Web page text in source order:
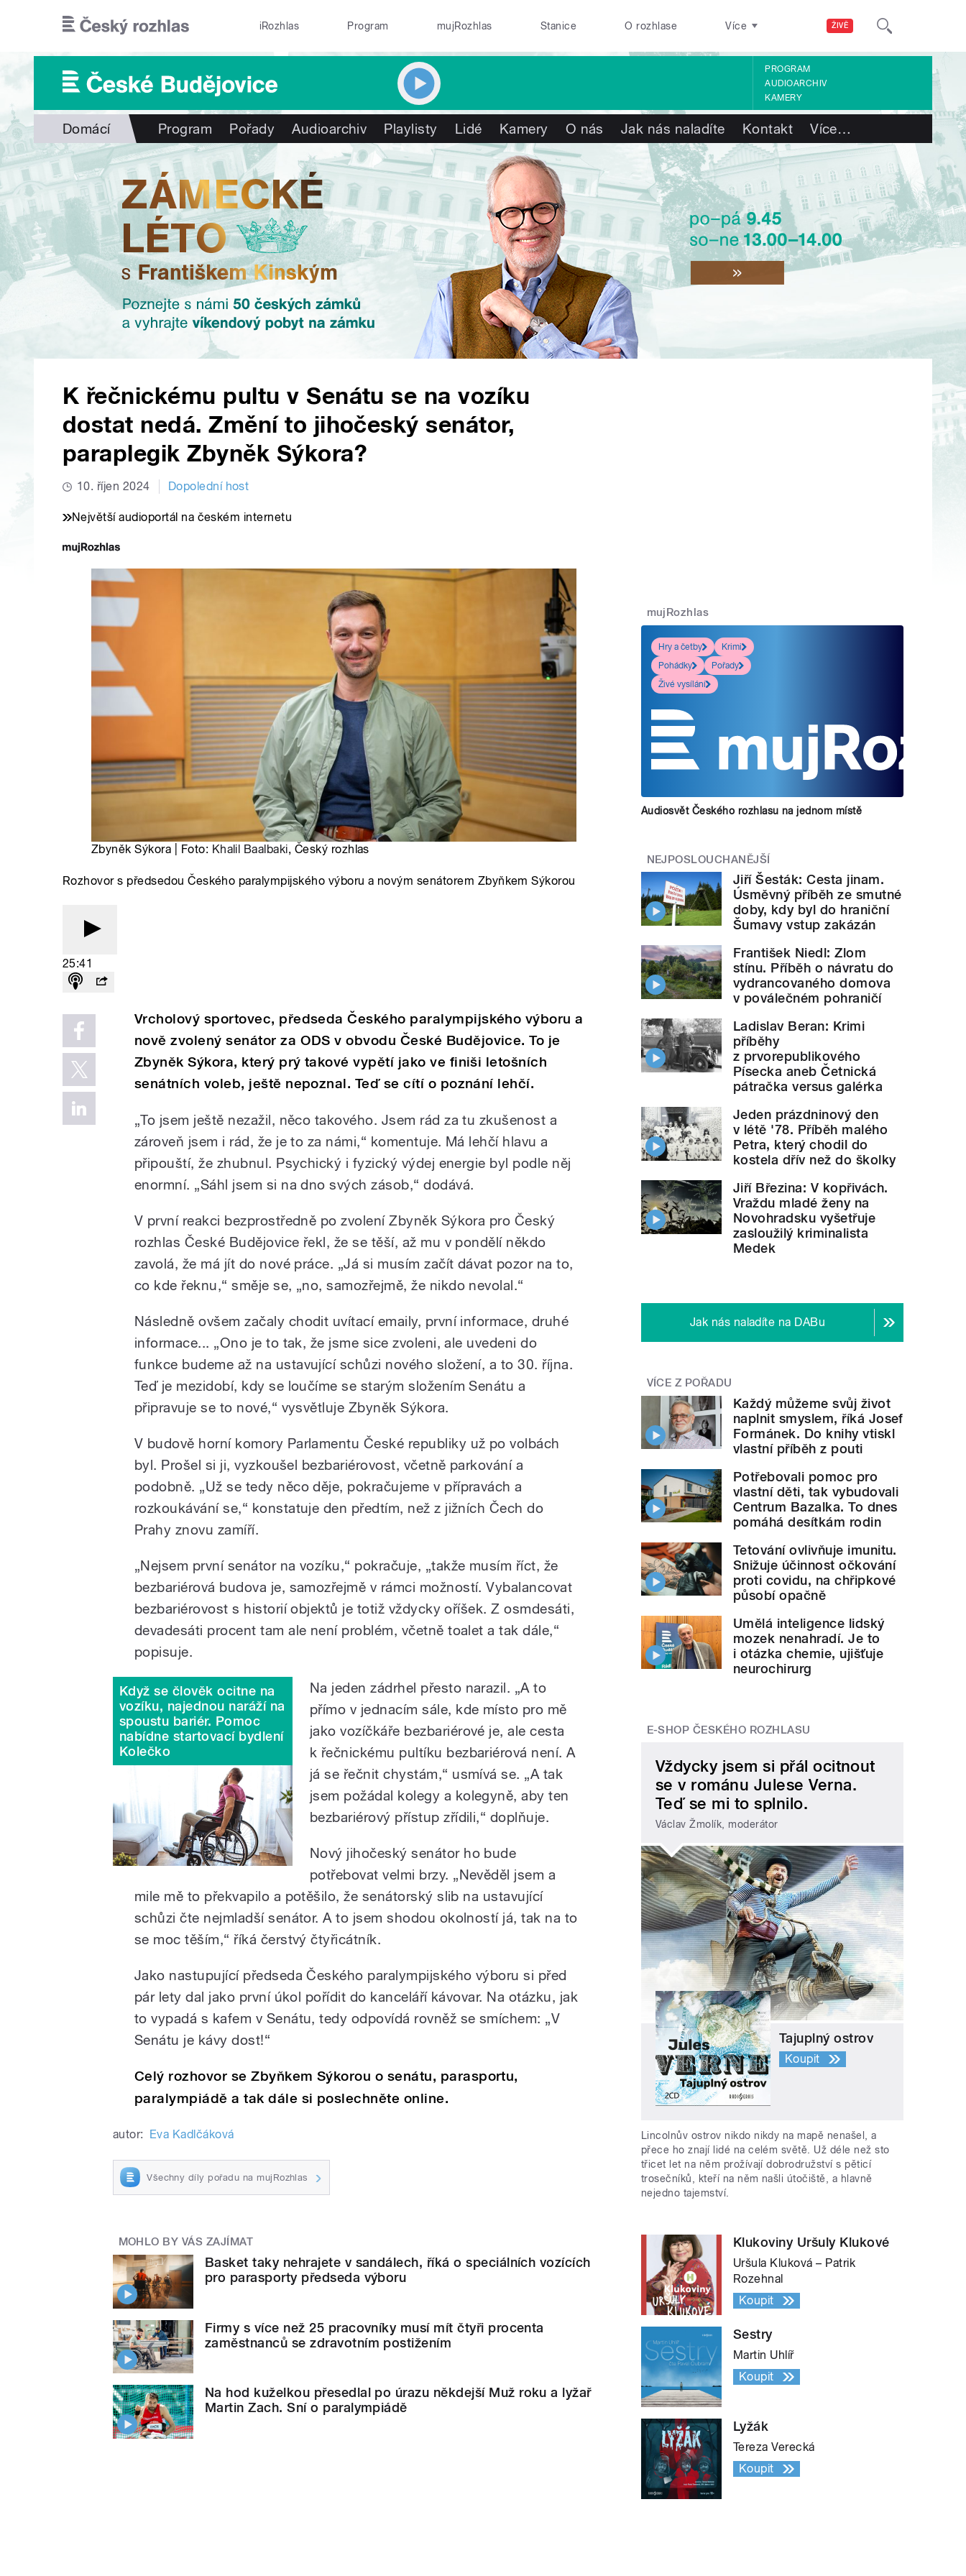
ŽIVĚ
iRozhlas Program mujRozhlas Stanice O rozhlase Více
PROGRAM
AUDIOARCHIV
KAMERY
Domácí Program Pořady Audioarchiv Playlisty Lidé Kamery O nás Jak nás naladíte Kontakt Více…
K řečnickému pultu v Senátu se na vozíku
dostat nedá. Změní to jihočeský senátor,
paraplegik Zbyněk Sýkora?
10. říjen 2024 Dopolední host
Největší audioportál na českém internetu
Zbyněk Sýkora | Foto: Khalil Baalbaki, Český rozhlas
Rozhovor s předsedou Českého paralympijského výboru a novým senátorem Zbyňkem Sýkorou
25:41
Vrcholový sportovec, předseda Českého paralympijského výboru a
nově zvolený senátor za ODS v obvodu České Budějovice. To je
Zbyněk Sýkora, který prý takové vypětí jako ve finiši letošních
senátních voleb, ještě nepoznal. Teď se cítí o poznání lehčí.
„To jsem ještě nezažil, něco takového. Jsem rád za tu zkušenost a
zároveň jsem i rád, že je to za námi,“ komentuje. Má lehčí hlavu a
připouští, že zhubnul. Psychický i fyzický výdej energie byl podle něj
enormní. „Sáhl jsem si na dno svých zásob,“ dodává.
V první reakci bezprostředně po zvolení Zbyněk Sýkora pro Český
rozhlas České Budějovice řekl, že se těší, až mu v pondělí někdo
zavolá, že má jít do nové práce. „Já si musím začít dávat pozor na to,
co kde řeknu,“ směje se, „no, samozřejmě, že nikdo nevolal.“
Následně ovšem začaly chodit uvítací emaily, první informace, druhé
informace... „Ono je to tak, že jsme sice zvoleni, ale uvedeni do
funkce budeme až na ustavující schůzi nového složení, a to 30. října.
Teď je mezidobí, kdy se loučíme se starým složením Senátu a
připravuje se to nové,“ vysvětluje Zbyněk Sýkora.
V budově horní komory Parlamentu České republiky už po volbách
byl. Prošel si ji, vyzkoušel bezbariérovost, včetně parkování a
podobně. „Už se tedy něco děje, pokračujeme v přípravách a
rozkoukávání se,“ konstatuje den předtím, než z jižních Čech do
Prahy znovu zamíří.
„Nejsem první senátor na vozíku,“ pokračuje, „takže musím říct, že
bezbariérová budova je, samozřejmě v rámci možností. Vybalancovat
bezbariérovost s historií objektů je totiž vždycky oříšek. Z osmdesáti,
devadesáti procent tam ale není problém, včetně toalet a tak dále,“
popisuje.
Když se člověk ocitne na
vozíku, najednou naráží na
spoustu bariér. Pomoc
nabídne startovací bydlení
Kolečko
Na jeden zádrhel přesto narazil. „A to
přímo v jednacím sále, kde místo pro mě
jako vozíčkáře bezbariérové je, ale cesta
k řečnickému pultíku bezbariérová není. A
já se řečnit chystám,“ usmívá se. „A tak
jsem požádal kolegy a kolegyně, aby ten
bezbariérový přístup zřídili,“ doplňuje.
Nový jihočeský senátor ho bude
potřebovat velmi brzy. „Nevěděl jsem a
mile mě to překvapilo a potěšilo, že senátorský slib na ustavující
schůzi čte nejmladší senátor. A to jsem shodou okolností já, tak na to
se moc těším,“ říká čerstvý čtyřicátník.
Jako nastupující předseda Českého paralympijského výboru si před
pár lety dal jako první úkol pořídit do kanceláří kávovar. Na otázku, jak
to vypadá s kafem v Senátu, tedy odpovídá rovněž se smíchem: „V
Senátu je kávy dost!“
Celý rozhovor se Zbyňkem Sýkorou o senátu, parasportu,
paralympiádě a tak dále si poslechněte online.
autor: Eva Kadlčáková
Všechny díly pořadu na mujRozhlas
MOHLO BY VÁS ZAJÍMAT
Basket taky nehrajete v sandálech, říká o speciálních vozících
pro parasporty předseda výboru
Firmy s více než 25 pracovníky musí mít čtyři procenta
zaměstnanců se zdravotním postižením
Na hod kuželkou přesedlal po úrazu někdejší Muž roku a lyžař
Martin Zach. Sní o paralympiádě
mujRozhlas
Hry a četby
Krimi
Pohádky
Pořady
Živé vysílání
Audiosvět Českého rozhlasu na jednom místě
NEJPOSLOUCHANĚJŠÍ
Jiří Šesták: Cesta jinam.
Úsměvný příběh ze smutné
doby, kdy byl do hraniční
Šumavy vstup zakázán
František Niedl: Zlom
stínu. Příběh o návratu do
vydrancovaného domova
v poválečném pohraničí
Ladislav Beran: Krimi
příběhy
z prvorepublikového
Písecka aneb Četnická
pátračka versus galérka
Jeden prázdninový den
v létě '78. Příběh malého
Petra, který chodil do
kostela dřív než do školky
Jiří Březina: V kopřivách.
Vraždu mladé ženy na
Novohradsku vyšetřuje
zasloužilý kriminalista
Medek
Jak nás naladíte na DABu
VÍCE Z POŘADU
Každý můžeme svůj život
naplnit smyslem, říká Josef
Formánek. Do knihy vtiskl
vlastní příběh z pouti
Potřebovali pomoc pro
vlastní děti, tak vybudovali
Centrum Bazalka. To dnes
pomáhá desítkám rodin
Tetování ovlivňuje imunitu.
Snižuje účinnost očkování
proti covidu, na chřipkové
působí opačně
Umělá inteligence lidský
mozek nenahradí. Je to
i otázka chemie, ujišťuje
neurochirurg
E-SHOP ČESKÉHO ROZHLASU
Vždycky jsem si přál ocitnout
se v románu Julese Verna.
Teď se mi to splnilo.
Václav Žmolík, moderátor
Tajuplný ostrov
Koupit
Lincolnův ostrov nikdo nikdy na mapě nenašel, a
přece ho znají lidé na celém světě. Už déle než sto
třicet let na něm prožívají dobrodružství s pěticí
trosečníků, kteří na něm našli útočiště, a hlavně
nejedno tajemství.
Klukoviny Uršuly Klukové
Uršula Kluková – Patrik
Rozehnal
Koupit
Sestry
Martin Uhlíř
Koupit
Lyžák
Tereza Verecká
Koupit